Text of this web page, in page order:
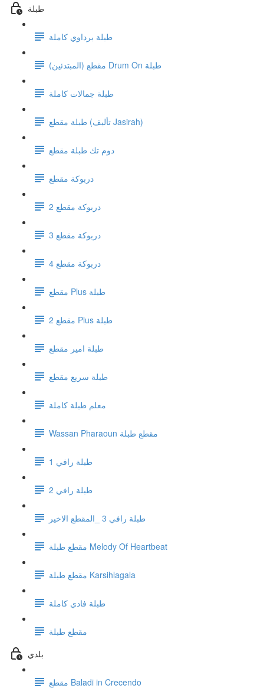
طبلة
طبلة برداوي كاملة
مقطع (المبتدئين) Drum On طبلة
طبلة جمالات كاملة
طبلة مقطع (تأليف Jasirah)
دوم تك طبلة مقطع
دربوكة مقطع
دربوكة مقطع 2
دربوكة مقطع 3
دربوكة مقطع 4
مقطع Plus طبلة
مقطع 2 Plus طبلة
طبلة امير مقطع
طبلة سريع مقطع
معلم طبلة كاملة
Wassan Pharaoun مقطع طبلة
1 طبلة رافي
طبلة رافي 2
طبلة رافي 3 _المقطع الاخير
مقطع طبلة Melody Of Heartbeat
مقطع طبلة Karsihlagala
طبلة فادي كاملة
مقطع طبلة
بلدي
مقطع Baladi in Crecendo